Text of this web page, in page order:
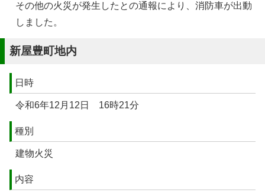
その他の火災が発生したとの通報により、消防車が出動
しました。
新屋豊町地内
日時
令和6年12月12日 16時21分
種別
建物火災
内容